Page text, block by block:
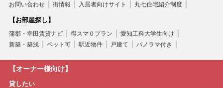
お問い合わせ
街情報 入居者向けサイト 丸七住宅紹介制度
【お部屋探し】
蒲郡・幸田賃貸ナビ 得スマ０プラン
愛知工科大学生向け
新築・築浅
ペット可 駅近物件 戸建て パノラマ付き
【オーナー様向け】
貸したい